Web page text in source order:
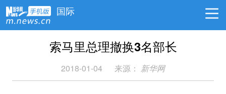
国际
索马里总理撤换3名部长
2018-01-04 来源： 新华网